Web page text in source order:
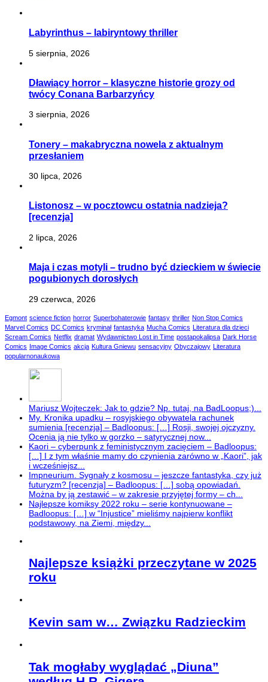
Labyrinthus – labiryntowy thriller
5 sierpnia, 2026
Dławiący horror – klasyczne historie grozy od
twócy Conana Barbarzyńcy
3 sierpnia, 2026
Tonery – makabryczna nowela z aktualnym
przesłaniem
30 lipca, 2026
Listonosz – w pocztowcu ostatnia nadzieja?
[recenzja]
2 lipca, 2026
Maja i czas motyli – trudno być dzieckiem w świecie
pogubionych dorosłych
29 czerwca, 2026
Egmont science fiction horror Superbohaterowie fantasy thriller Non Stop Comics
Marvel Comics DC Comics kryminał fantastyka Mucha Comics Literatura dla dzieci
Scream Comics Netflix dramat Wydawnictwo Lost in Time postapokalipsa Dark Horse
Comics Image Comics akcja Kultura Gniewu sensacyjny Obyczajowy Literatura
popularnonaukowa
Mariusz Wojteczek: Jak to gdzie? Np. tutaj, na BadLoopus;)...
My. Kronika upadku – rosyjskiego obywatela rachunek
sumienia [recenzja] – Badloopus: […] Rosji, swojej ojczyzny.
Ocenia ją nie tylko w gorzko – satyrycznej now...
Kaori – cyberpunk z feministycznym zacięciem – Badloopus:
[…] I z tym właśnie mamy do czynienia zarówno w „Kaori”, jak
i wcześniejsz...
Impneurium. Sygnały z kosmosu – jeszcze fantastyka, czy już
futuryzm? [recenzja] – Badloopus: […] sobą opowiadań.
Można by ją zestawić – w zakresie przyjętej formy – ch...
Najlepsze komiksy 2022 roku – serie kontynuowane –
Badloopus: […] w “Injustice” mieliśmy najpierw konflikt
podstawowy, na Ziemi, między...
Najlepsze książki przeczytane w 2025
roku
Kevin sam w… Związku Radzieckim
Tak mogłaby wyglądać „Diuna”